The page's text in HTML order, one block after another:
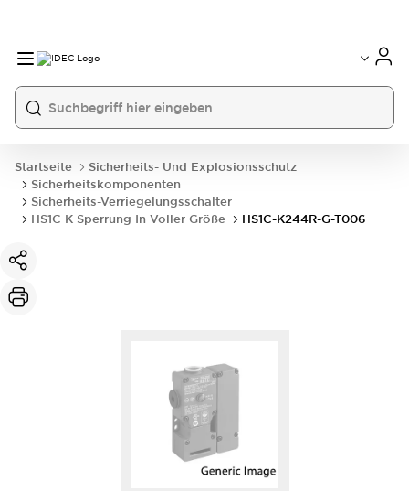
Startseite
Sicherheits- Und Explosionsschutz
Sicherheitskomponenten
Sicherheits-Verriegelungsschalter
HS1C K Sperrung In Voller Größe
HS1C-K244R-G-T006